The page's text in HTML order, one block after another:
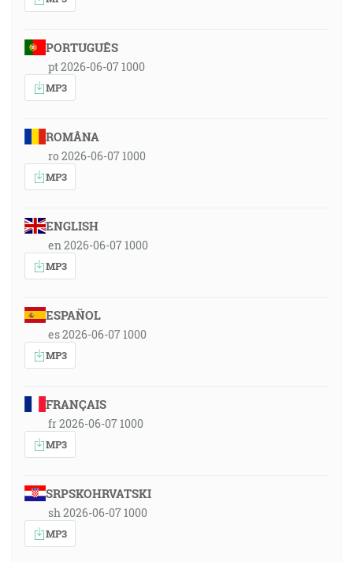
PORTUGUÊS
pt 2026-06-07 1000
MP3
ROMÂNA
ro 2026-06-07 1000
MP3
ENGLISH
en 2026-06-07 1000
MP3
ESPAÑOL
es 2026-06-07 1000
MP3
FRANÇAIS
fr 2026-06-07 1000
MP3
SRPSKOHRVATSKI
sh 2026-06-07 1000
MP3